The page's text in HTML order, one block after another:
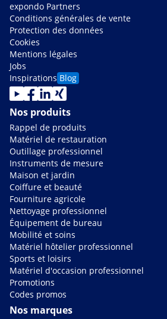
expondo Partners
Conditions générales de vente
Protection des données
Cookies
Mentions légales
Jobs
Inspirations Blog
Nos produits
Rappel de produits
Matériel de restauration
Outillage professionnel
Instruments de mesure
Maison et jardin
Coiffure et beauté
Fourniture agricole
Nettoyage professionnel
Équipement de bureau
Mobilité et soins
Matériel hôtelier professionnel
Sports et loisirs
Matériel d'occasion professionnel
Promotions
Codes promos
Nos marques